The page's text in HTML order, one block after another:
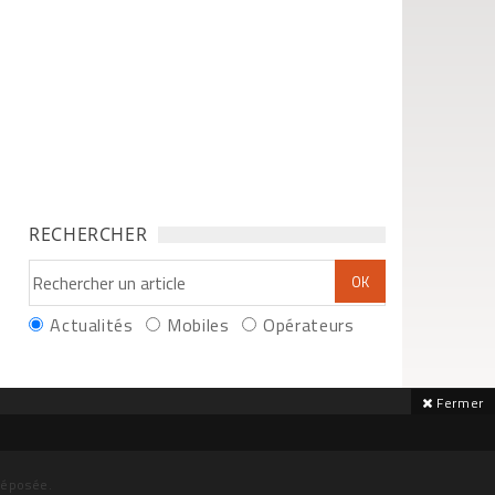
RECHERCHER
Actualités Mobiles Opérateurs
Fermer